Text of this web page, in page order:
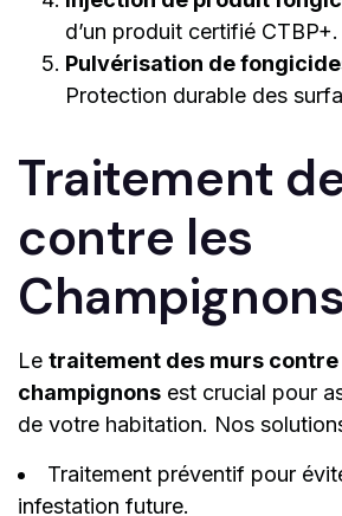
d’un produit certifié CTBP+.
Pulvérisation de
Protection durable des
Traitement
contre les
Champignons
Le traitement des murs contre
champignons est crucial pour
de votre habitation. Nos
Traitement préventif pour
infestation future.